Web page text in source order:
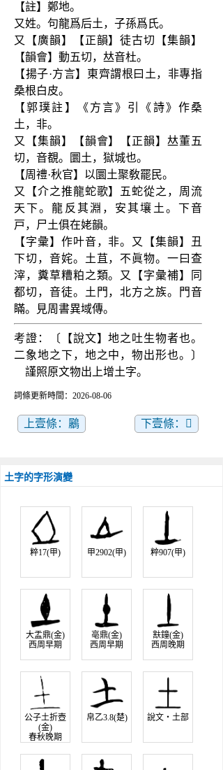
【註】鄭地。
又姓。句龍爲后土，子孫爲氏。
又【廣韻】【正韻】徒古切【集韻】
【韻會】動五切，𠀤音杜。
【揚子·方言】東齊謂根曰土，非專指
桑根白皮。
【郭璞註】《方言》引《詩》作桑
土，非。
又【集韻】【韻會】【正韻】𠀤董五
切，音覩。圜土，獄城也。
【周禮·秋官】以圜土聚敎罷民。
又【介之推龍蛇歌】五蛇從之，周流
天下。龍反其淵，安其壤土。下音
戸，尸土俱在姥韻。
【字彙】作叶音，非。又【集韻】丑
下切，音姹。土苴，不眞物。一曰查
滓，糞草糟粕之類。又【字彙補】同
都切，音徒。土門，北方之族。門音
瞞。見周書異域傳。
考證：〔【說文】地之吐生物者也。
二象地之下，地之中，物出形也。〕
謹照原文物出上增土字。
詞條更新時間：2026-08-06
上壹條：鷵 下壹條：𨙭
土字的字形演變
粹17(甲) 甲2902(甲) 粹907(甲)
大盂鼎(金)
西周早期
亳鼎(金)
西周早期
㝬鐘(金)
西周晚期
公子土折壺
(金)
春秋晚期
帛乙3.8(楚) 說文‧土部